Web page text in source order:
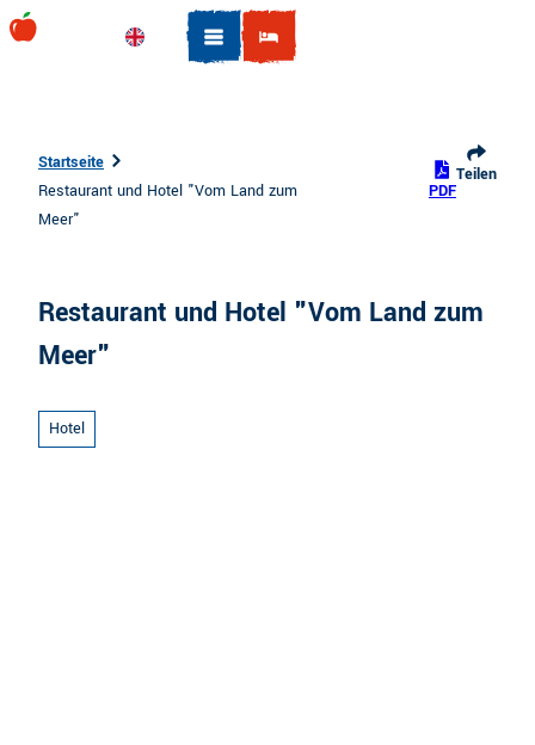
EnglischSuche
Startseite
Restaurant und Hotel "Vom Land zum
Meer"
PDF
Teilen
Restaurant und Hotel "Vom Land zum
Meer"
Hotel